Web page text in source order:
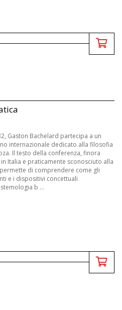
Gaston Bachelard partecipa a un
internazionale dedicato alla filosofia
Il testo della conferenza, finora
Italia e praticamente sconosciuto alla
di comprendere come gli
e i dispositivi concettuali
b ...